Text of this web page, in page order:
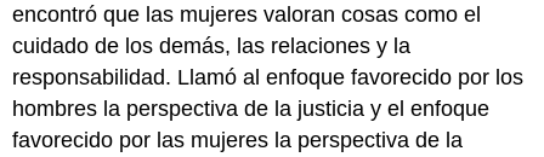
encontró que las mujeres valoran cosas como el
cuidado de los demás, las relaciones y la
responsabilidad. Llamó al enfoque favorecido por los
hombres la perspectiva de la justicia y el enfoque
favorecido por las mujeres la perspectiva de la